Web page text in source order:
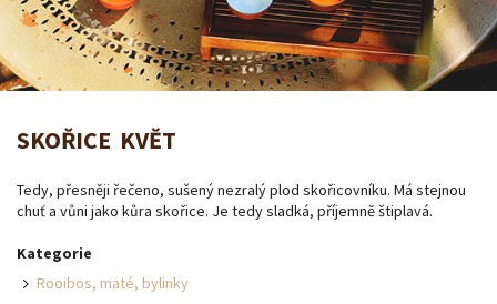
SKOŘICE KVĚT
Tedy, přesněji řečeno, sušený nezralý plod skořicovníku. Má stejnou
chuť a vůni jako kůra skořice. Je tedy sladká, příjemně štiplavá.
Kategorie
Rooibos, maté, bylinky